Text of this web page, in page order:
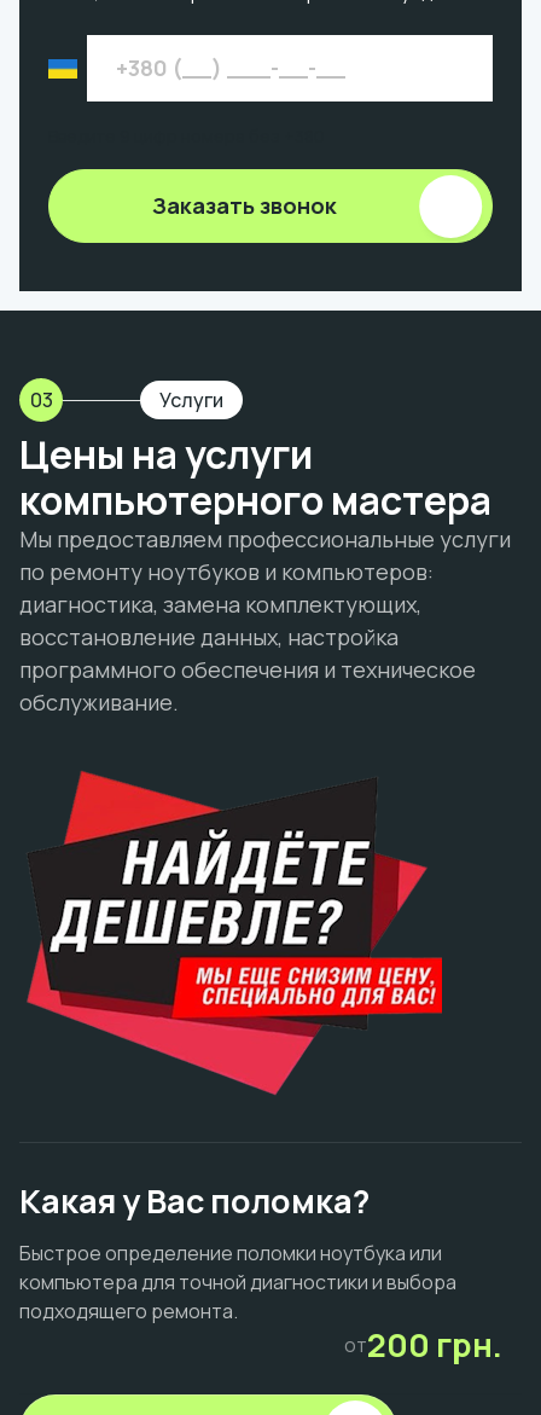
Заказать звонок
03 Услуги
Цены на услуги
компьютерного мастера
Мы предоставляем профессиональные услуги
по ремонту ноутбуков и компьютеров:
диагностика, замена комплектующих,
восстановление данных, настройка
программного обеспечения и техническое
обслуживание.
Какая у Вас поломка?
Быстрое определение поломки ноутбука или
компьютера для точной диагностики и выбора
подходящего ремонта.
от200 грн.